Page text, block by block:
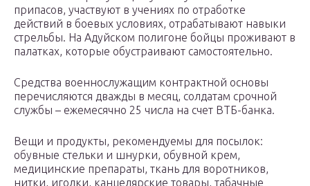
припасов, участвуют в учениях по отработке
действий в боевых условиях, отрабатывают навыки
стрельбы. На Адуйском полигоне бойцы проживают в
палатках, которые обустраивают самостоятельно.
Средства военнослужащим контрактной основы
перечисляются дважды в месяц, солдатам срочной
службы – ежемесячно 25 числа на счет ВТБ-банка.
Вещи и продукты, рекомендуемы для посылок:
обувные стельки и шнурки, обувной крем,
медицинские препараты, ткань для воротников,
нитки, иголки, канцелярские товары, табачные